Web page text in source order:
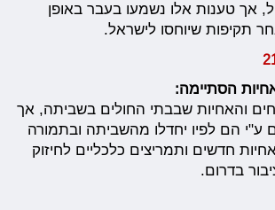
אך טענות אלו נשמעו בעבר באופן
תקיפות שיוחסו לישראל.
הסתיימה:
והאחיות שבבתי החולים בשביתה, אך
ע"י הם לפיו יחדלו מהשביתה ובתמורה
תקני אחיות חדשים ותמריצים כלכליים לחיזוק
בדרום.